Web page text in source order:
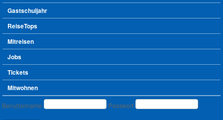
Gastschuljahr
ReiseTops
Mitreisen
Jobs
Tickets
Mitwohnen
Benutzeranmeldung
Benutzername Passwort